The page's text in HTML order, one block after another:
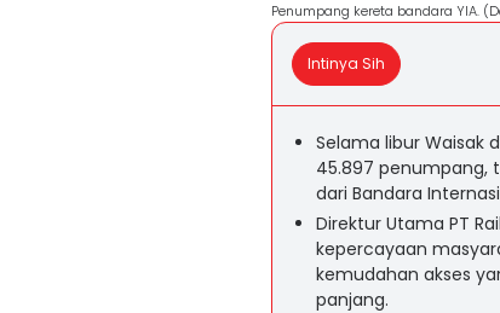
Penumpang kereta bandara YIA.
Intinya Sih
Selama libur Waisak
45.897 penumpang,
dari Bandara
Direktur Utama PT
kepercayaan
kemudahan akses
panjang.